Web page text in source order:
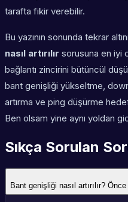
tarafta fikir verebilir.
Bu yazının sonunda tekrar
nasıl artırılır sorusuna en iyi
bağlantı zincirini bütüncül
bant genişliği yükseltme,
artırma ve ping düşürme
Ben olsam yine aynı yoldan
Sıkça Sorulan
Bant genişliği nasıl artırılır?